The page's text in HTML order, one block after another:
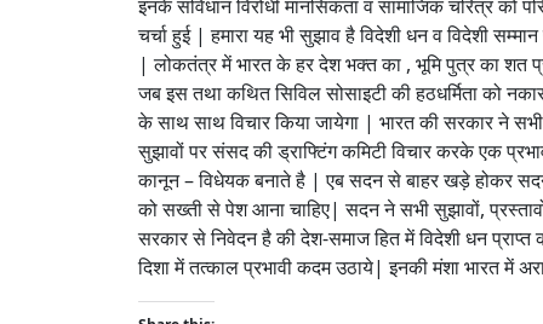
इनके संविधान विरोधी मानसिकता व सामाजिक चरित्र
चर्चा हुई | हमारा यह भी सुझाव है विदेशी धन व विदेशी
| लोकतंत्र में भारत के हर देश भक्त का , भूमि पुत्र का शत
जब इस तथा कथित सिविल सोसाइटी की हठधर्मिता को
के साथ साथ विचार किया जायेगा | भारत की सरकार ने
सुझावों पर संसद की ड्राफ्टिंग कमिटी विचार करके एक
कानून – विधेयक बनाते है | एब सदन से बाहर खड़े होकर
को सख्ती से पेश आना चाहिए| सदन ने सभी सुझावों,
सरकार से निवेदन है की देश-समाज हित में विदेशी धन
दिशा में तत्काल प्रभावी कदम उठाये| इनकी मंशा भारत में